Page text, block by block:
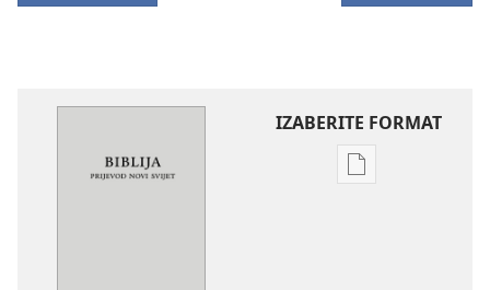
IZABERITE FORMAT
Postavke